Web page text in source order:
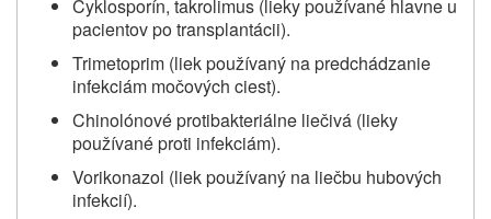
Cyklosporín, takrolimus (lieky používané hlavne u
pacientov po transplantácii).
Trimetoprim (liek používaný na predchádzanie
infekciám močových ciest).
Chinolónové protibakteriálne liečivá (lieky
používané proti infekciám).
Vorikonazol (liek používaný na liečbu hubových
infekcií).